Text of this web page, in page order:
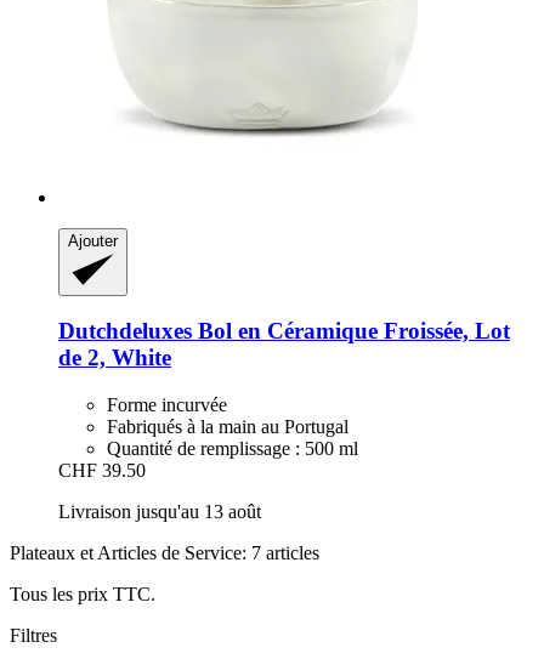
Ajouter
Dutchdeluxes Bol en Céramique Froissée, Lot
de 2, White
Forme incurvée
Fabriqués à la main au Portugal
Quantité de remplissage : 500 ml
CHF 39.50
Livraison jusqu'au 13 août
Plateaux et Articles de Service: 7 articles
Tous les prix TTC.
Filtres